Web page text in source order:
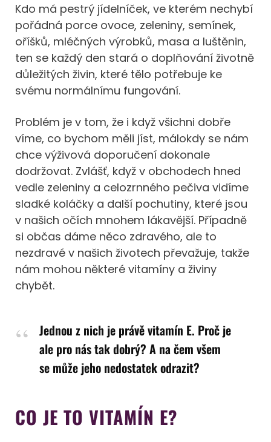
Kdo má pestrý jídelníček, ve kterém nechybí
pořádná porce ovoce, zeleniny, semínek,
oříšků, mléčných výrobků, masa a luštěnin,
ten se každý den stará o doplňování životně
důležitých živin, které tělo potřebuje ke
svému normálnímu fungování.
Problém je v tom, že i když všichni dobře
víme, co bychom měli jíst, málokdy se nám
chce výživová doporučení dokonale
dodržovat. Zvlášť, když v obchodech hned
vedle zeleniny a celozrnného pečiva vidíme
sladké koláčky a další pochutiny, které jsou
v našich očích mnohem lákavější. Případně
si občas dáme něco zdravého, ale to
nezdravé v našich životech převažuje, takže
nám mohou některé vitamíny a živiny
chybět.
Jednou z nich je právě vitamín E. Proč je
ale pro nás tak dobrý? A na čem všem
se může jeho nedostatek odrazit?
CO JE TO VITAMÍN E?